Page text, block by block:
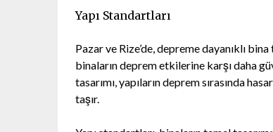
Yapı Standartları
Pazar ve Rize’de, depreme dayanıklı
binaların deprem etkilerine karşı daha
tasarımı, yapıların deprem sırasında
taşır.